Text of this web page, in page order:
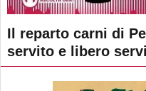
Il reparto carni di
servito e libero